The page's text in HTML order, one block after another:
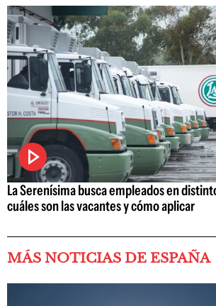
La Serenísima busca empleados en
cuáles son las vacantes y cómo aplicar
MÁS NOTICIAS DE ESPAÑA